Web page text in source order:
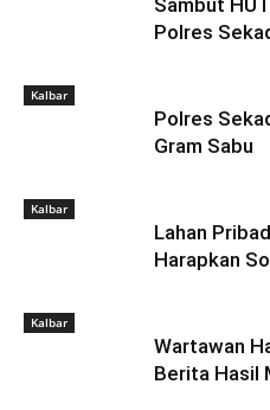
Polres
Kalbar
Polres
Gram Sabu
Kalbar
Lahan
Harapkan
Kalbar
Wartawan
Berita Hasil